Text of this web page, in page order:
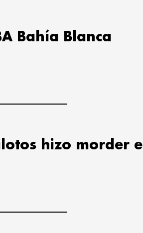
Bahía Blanca
hizo morder el